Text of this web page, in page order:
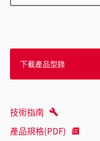
下載產品型錄
技術指南
產品規格(PDF)